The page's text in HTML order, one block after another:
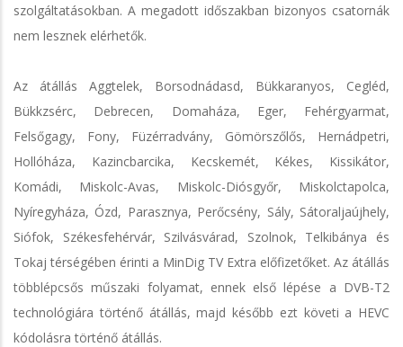
szolgáltatásokban. A megadott időszakban bizonyos csatornák
nem lesznek elérhetők.
Az átállás Aggtelek, Borsodnádasd, Bükkaranyos, Cegléd,
Bükkzsérc, Debrecen, Domaháza, Eger, Fehérgyarmat,
Felsőgagy, Fony, Füzérradvány, Gömörszőlős, Hernádpetri,
Hollóháza, Kazincbarcika, Kecskemét, Kékes, Kissikátor,
Komádi, Miskolc-Avas, Miskolc-Diósgyőr, Miskolctapolca,
Nyíregyháza, Ózd, Parasznya, Perőcsény, Sály, Sátoraljaújhely,
Siófok, Székesfehérvár, Szilvásvárad, Szolnok, Telkibánya és
Tokaj térségében érinti a MinDig TV Extra előfizetőket. Az átállás
többlépcsős műszaki folyamat, ennek első lépése a DVB-T2
technológiára történő átállás, majd később ezt követi a HEVC
kódolásra történő átállás.